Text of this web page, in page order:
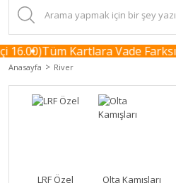
Tüm Kartlara Vade
Anasayfa River
LRF Özel Olta Kamışları